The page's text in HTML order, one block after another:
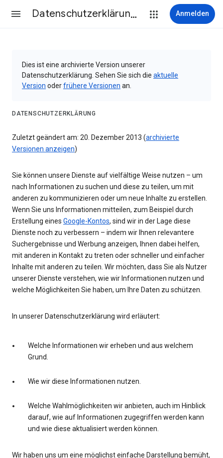
Datenschutzerklärung & Nutzungsbedingungen Anmelden
Dies ist eine archivierte Version unserer
Datenschutzerklärung. Sehen Sie sich die aktuelle
Version oderfrühere Versionen an.
DATENSCHUTZERKLÄRUNG
Zuletzt geändert am: 20. Dezember 2013 (archivierte
Versionen anzeigen)
Sie können unsere Dienste auf vielfältige Weise nutzen – um
nach Informationen zu suchen und diese zu teilen, um mit
anderen zu kommunizieren oder um neue Inhalte zu erstellen.
Wenn Sie uns Informationen mitteilen, zum Beispiel durch
Erstellung eines Google-Kontos, sind wir in der Lage diese
Dienste noch zu verbessern – indem wir Ihnen relevantere
Suchergebnisse und Werbung anzeigen, Ihnen dabei helfen,
mit anderen in Kontakt zu treten oder schneller und einfacher
Inhalte mit anderen zu teilen. Wir möchten, dass Sie als Nutzer
unserer Dienste verstehen, wie wir Informationen nutzen und
welche Möglichkeiten Sie haben, um Ihre Daten zu schützen.
In unserer Datenschutzerklärung wird erläutert:
Welche Informationen wir erheben und aus welchem
Grund.
Wie wir diese Informationen nutzen.
Welche Wahlmöglichkeiten wir anbieten, auch im Hinblick
darauf, wie auf Informationen zugegriffen werden kann
und wie diese aktualisiert werden können.
Wir haben uns um eine möglichst einfache Darstellung bemüht,